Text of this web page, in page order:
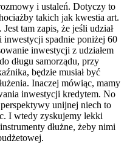
i ustaleń. Dotyczy to
takich jak kwestia art.
tam zapis, że jeśli udział
spadnie poniżej 60
inwestycji z udziałem
długu samorządu, przy
będzie musiał być
Inaczej mówiąc, mamy
inwestycji kredytem. No
unijnej niech to
I wtedy zyskujemy lekki
dłużne, żeby nimi